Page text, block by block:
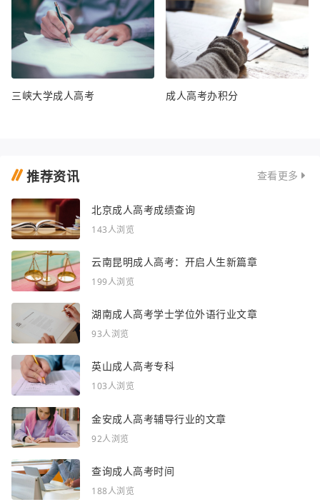
三峡大学成人高考 成人高考办积分
推荐资讯 查看更多
北京成人高考成绩查询
143人浏览
云南昆明成人高考：开启人生新篇章
199人浏览
湖南成人高考学士学位外语行业文章
93人浏览
英山成人高考专科
103人浏览
金安成人高考辅导行业的文章
92人浏览
查询成人高考时间
188人浏览